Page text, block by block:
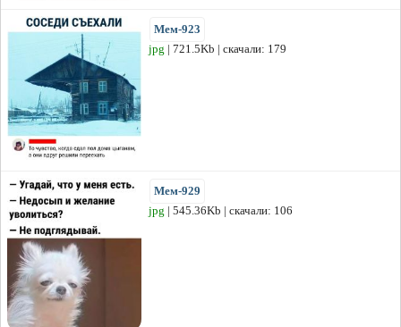
Мем-923
jpg | 721.5Kb | скачали: 179
Мем-929
jpg | 545.36Kb | скачали: 106